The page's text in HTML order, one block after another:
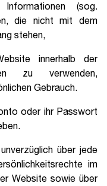
Informationen (sog.
die nicht mit dem
stehen,
innerhalb der
zu verwenden,
Gebrauch.
oder ihr Passwort
über jede
im
Website sowie über